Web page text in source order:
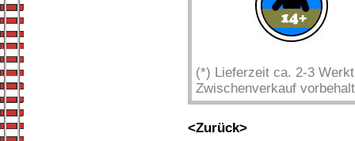
(*) Lieferzeit ca. 2-3
Zwischenverkauf
<Zurück>